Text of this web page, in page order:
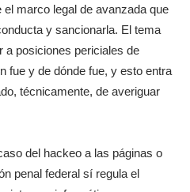
marco legal de avanzada que
y sancionarla. El tema
a posiciones periciales de
fue y de dónde fue, y esto entra
técnicamente, de averiguar
del hackeo a las páginas o
penal federal sí regula el